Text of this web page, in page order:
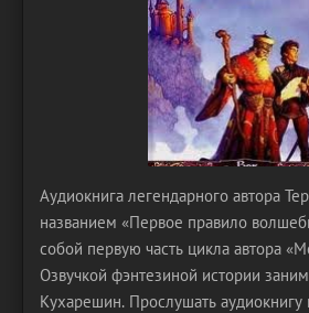
Аудиокнига легендарного автора
названием «Первое правило
собой первую часть цикла автора
Озвучкой фэнтезиной истории
Кухарешин. Прослушать